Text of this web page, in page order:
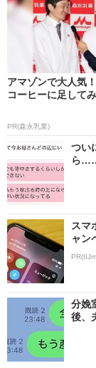
アマゾンで大人気
コーヒーに足して
PR(森永乳業)
つい
ら
スマ
ャン
分娩
後、